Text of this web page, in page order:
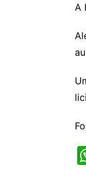
A